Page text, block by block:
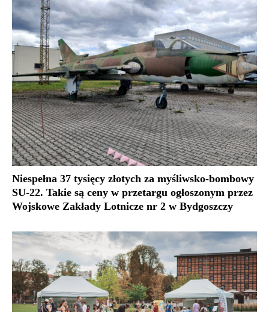
Niespełna 37 tysięcy złotych za myśliwsko-bombowy
SU-22. Takie są ceny w przetargu ogłoszonym przez
Wojskowe Zakłady Lotnicze nr 2 w Bydgoszczy